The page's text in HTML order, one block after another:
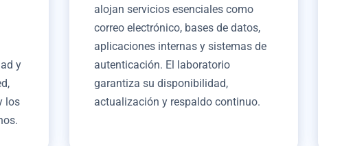
y
los
alojan servicios esenciales como
correo electrónico, bases de datos,
aplicaciones internas y sistemas de
autenticación. El laboratorio
garantiza su disponibilidad,
actualización y respaldo continuo.